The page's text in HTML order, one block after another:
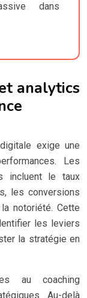
dans
analytics
exige une
Les
incluent le taux
les conversions
notoriété. Cette
les leviers
la stratégie en
au coaching
Au-delà